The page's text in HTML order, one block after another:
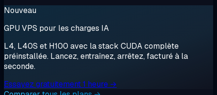
Nouveau
GPU VPS pour les charges IA
L4, L40S et H100 avec la stack CUDA complète
préinstallée. Lancez, entraînez, arrêtez, facturé à la
seconde.
Essayez gratuitement 1 heure →